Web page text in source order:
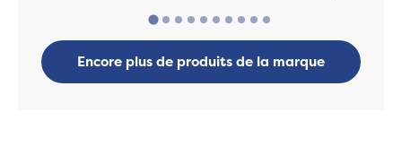
Encore plus de produits de la marque